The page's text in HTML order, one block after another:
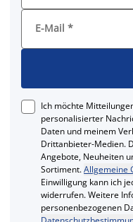
E-Mail *
Ich möchte
personalisierter
Daten und meinem
Drittanbieter-Medien.
Angebote, Neuheiten
Sortiment.Allgemeine
Einwilligung kann ich
widerrufen. Weitere
personenbezogenen